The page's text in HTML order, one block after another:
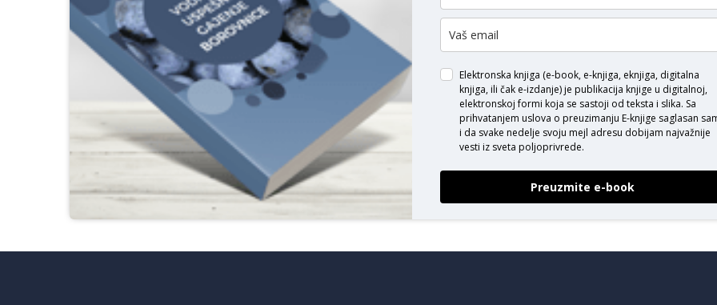
DODAJ KOMENTAR
Elektronska knjiga (e-book, e-knjiga, eknjiga, digitalna
knjiga, ili čak e-izdanje) je publikacija knjige u digitalnoj,
elektronskoj formi koja se sastoji od teksta i slika. Sa
prihvatanjem uslova o preuzimanju E-knjige saglasan
i da svake nedelje svoju mejl adresu dobijam najvažnije
vesti iz sveta poljoprivrede.
Preuzmite e-book